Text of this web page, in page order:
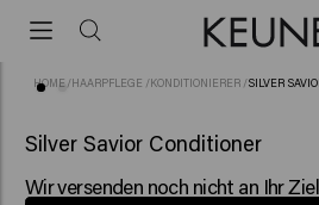
HOME /HAARPFLEGE /KONDITIONIERER /SILVER
Silver Savior Conditioner
Wir versenden noch nicht an Ihr Ziel